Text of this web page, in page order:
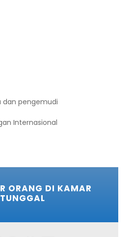
dan pengemudi
Internasional
ORANG DI KAMAR
TUNGGAL